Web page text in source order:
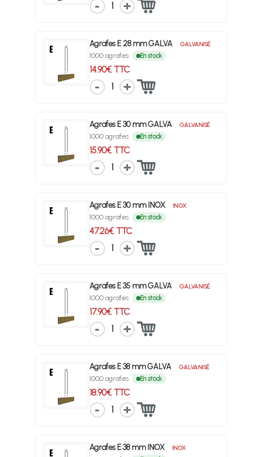
1
Agrafes E 28 mm GALVA GALVANISÉ
1000 agrafes En stock
14.90€ TTC
1
Agrafes E 30 mm GALVA GALVANISÉ
1000 agrafes En stock
15.90€ TTC
1
Agrafes E 30 mm INOX INOX
1000 agrafes En stock
47.26€ TTC
1
Agrafes E 35 mm GALVA GALVANISÉ
1000 agrafes En stock
17.90€ TTC
1
Agrafes E 38 mm GALVA GALVANISÉ
1000 agrafes En stock
18.90€ TTC
1
Agrafes E 38 mm INOX INOX